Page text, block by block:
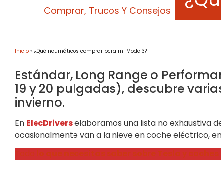
Comprar, Trucos Y Consejos
Inicio » ¿Qué neumáticos comprar para mi Model3?
Estándar, Long Range o
19 y 20 pulgadas), descubre
invierno.
En ElecDriverselaboramos una lista no exhaustiva
ocasionalmente van a la nieve en coche eléctrico,
Todo lo que necesitas saber sobre Tesla y